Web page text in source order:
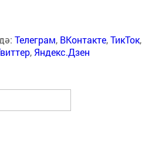
Телеграм, ВКонтакте,ТикТок,
, Яндекс.Дзен